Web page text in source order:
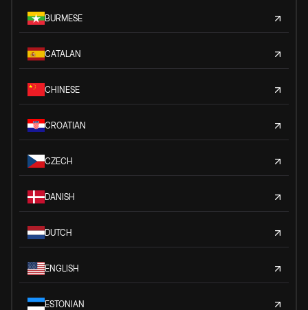
BURMESE
CATALAN
CHINESE
CROATIAN
CZECH
DANISH
DUTCH
ENGLISH
ESTONIAN